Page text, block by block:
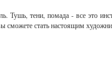
Тушь, тени, помада - все это
сможете стать настоящим